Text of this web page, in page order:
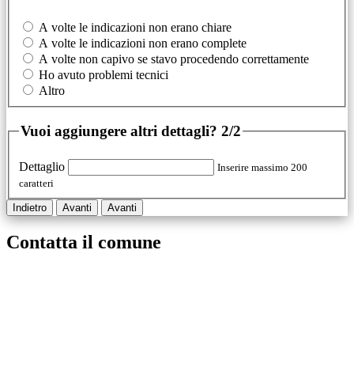
A volte le indicazioni non erano chiare
A volte le indicazioni non erano complete
A volte non capivo se stavo procedendo correttamente
Ho avuto problemi tecnici
Altro
Vuoi aggiungere altri dettagli? 2/2
Dettaglio
Inserire massimo 200
caratteri
Indietro Avanti Avanti
Contatta il comune